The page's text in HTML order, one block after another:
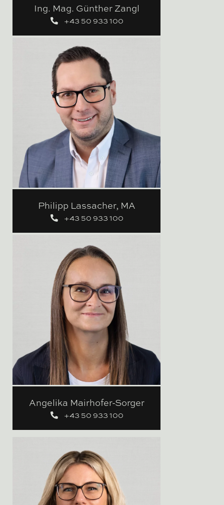
Ing. Mag. Günther Zangl
+43 50 933 100
Philipp Lassacher, MA
+43 50 933 100
Angelika Mairhofer-Sorger
+43 50 933 100